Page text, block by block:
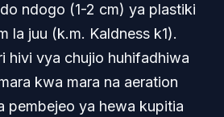
ndogo (1-2 cm) ya plastiki
la juu (k.m. Kaldness k1).
hivi vya chujio huhifadhiwa
kwa mara na aeration
pembejeo ya hewa kupitia